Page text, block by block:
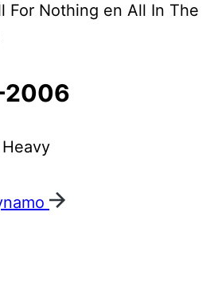
For Nothing en All In The
2006